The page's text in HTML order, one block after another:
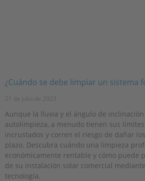
¿Cuándo se debe limpiar un sistema
21 de julio de 2023
Aunque la lluvia y el ángulo de
autolimpieza, a menudo tienen sus
incrustados y corren el riesgo de dañar
plazo. Descubra cuándo una limpieza
económicamente rentable y cómo puede
de su instalación solar comercial
tecnología.